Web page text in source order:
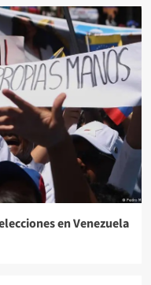
en Venezuela